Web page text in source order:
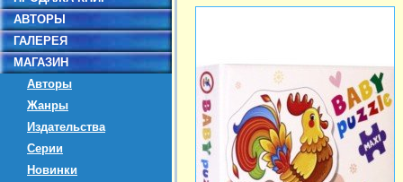
АВТОРЫ
ГАЛЕРЕЯ
МАГАЗИН
Авторы
Жанры
Издательства
Серии
Новинки